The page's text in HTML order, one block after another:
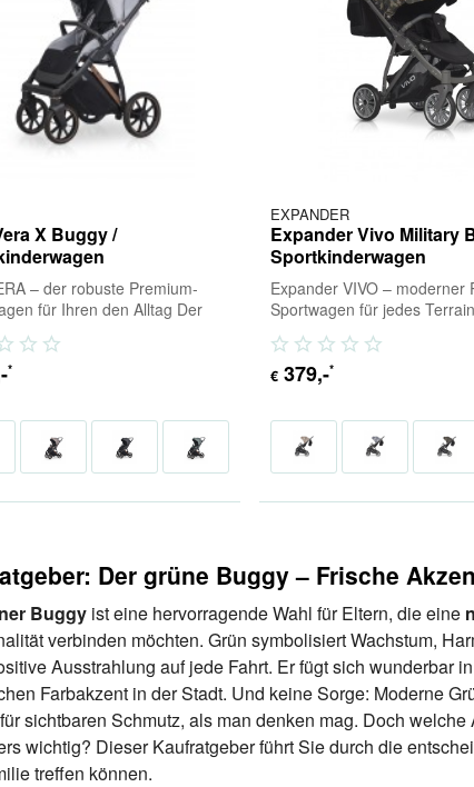
X Buggy /
– der robuste Premium-
für Ihren den Alltag Der
und...
*
EXPANDER
Expander Vivo Military
Sportkinderwagen
Expander VIVO – moderner
Sportwagen für jedes
hochwertiger...
€ 379,-*
Der grüne Buggy – Frische
Buggy ist eine hervorragende Wahl für Eltern, die eine
verbinden möchten. Grün symbolisiert Wachstum,
Ausstrahlung auf jede Fahrt. Er fügt sich wunderbar
Farbakzent in der Stadt. Und keine Sorge: Moderne
sichtbaren Schmutz, als man denken mag. Doch
wichtig? Dieser Kaufratgeber führt Sie durch die
treffen können.